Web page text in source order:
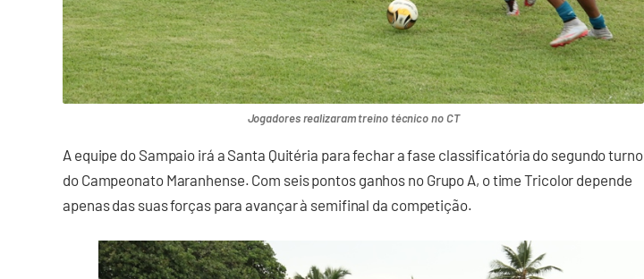
Jogadores realizaram treino técnico no CT
A equipe do Sampaio irá a Santa Quitéria para fechar a fase classificatória do segundo turno
do Campeonato Maranhense. Com seis pontos ganhos no Grupo A, o time Tricolor depende
apenas das suas forças para avançar à semifinal da competição.